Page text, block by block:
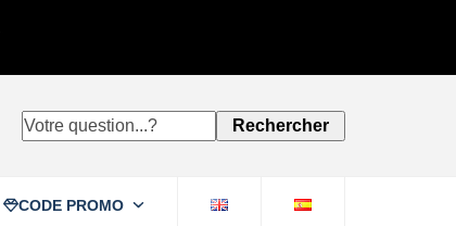
Votre
Rechercher
CODE PROMO